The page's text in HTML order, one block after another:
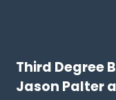
Third Degree
Jason Palter